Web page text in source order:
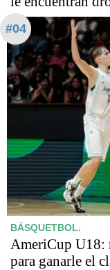
#04
BÁSQUETBOL.
AmeriCup U18:
para ganarle el